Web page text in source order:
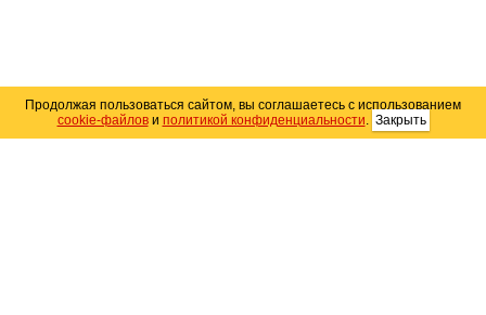
Продолжая пользоваться сайтом, вы соглашаетесь с использованием
cookie-файлови политикой конфиденциальности. Закрыть